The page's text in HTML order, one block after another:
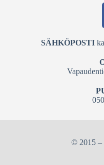
SÄHKÖPOSTI
© 2015 –